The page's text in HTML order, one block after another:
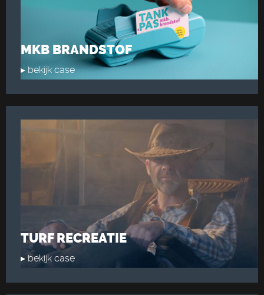
MKB BRANDSTOF
▸ bekijk case
TURF RECREATIE
▸ bekijk case